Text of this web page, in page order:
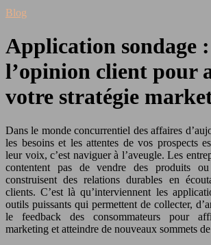
Blog
Application sondage
l’opinion client pour
votre stratégie
Dans le monde concurrentiel des affaires
les besoins et les attentes de vos prospects
leur voix, c’est naviguer à l’aveugle. Les
contentent pas de vendre des produits
construisent des relations durables en
clients. C’est là qu’interviennent les
outils puissants qui permettent de collecter,
le feedback des consommateurs pour
marketing et atteindre de nouveaux sommets